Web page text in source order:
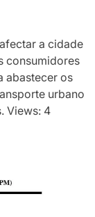
a cidade
consumidores
abastecer os
urbano
Views: 4